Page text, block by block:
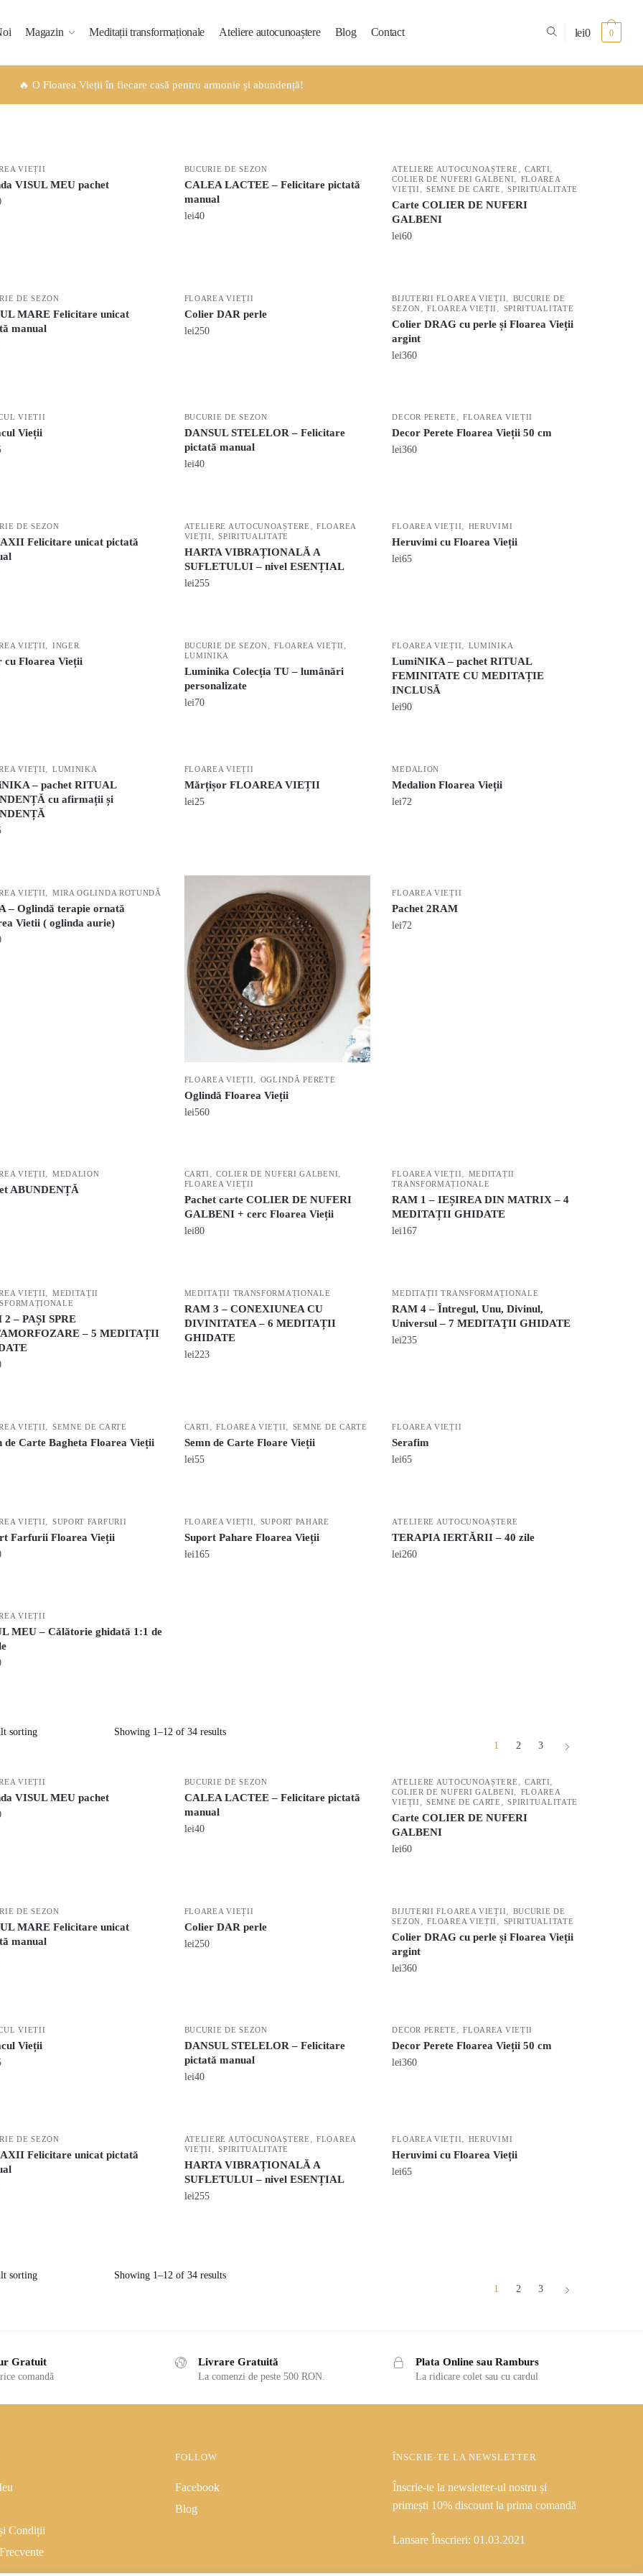
lei0 0
Magazin Meditații transformaționale Ateliere autocunoaștere Blog Contact
🔥 O Floarea Vieții în fiecare casă pentru armonie și abundență!
VIEȚII
VISUL MEU pachet
BUCURIE DE SEZON
CALEA LACTEE – Felicitare pictată
manual
lei40
ATELIERE AUTOCUNOAȘTERE CARTI
COLIER DE NUFERI GALBENI
FLOAREA
VIEȚII
,SEMNE DE CARTE ,SPIRITUALITATE
Carte COLIER DE NUFERI
GALBENI
lei60
DE SEZON
MARE Felicitare unicat
manual
FLOAREA VIEȚII
Colier DAR perle
lei250
BIJUTERII FLOAREA VIEȚII
BUCURIE DE
SEZON
,FLOAREA VIEȚII SPIRITUALITATE
Colier DRAG cu perle și Floarea Vieții
argint
lei360
VIETII
Vieții
BUCURIE DE SEZON
DANSUL STELELOR – Felicitare
pictată manual
lei40
DECOR PERETE ,FLOAREA VIEȚII
Decor Perete Floarea Vieții 50 cm
lei360
DE SEZON
Felicitare unicat pictată
ATELIERE AUTOCUNOAȘTERE ,FLOAREA
VIEȚII ,SPIRITUALITATE
HARTA VIBRAȚIONALĂ A
SUFLETULUI – nivel ESENȚIAL
lei255
FLOAREA VIEȚII, HERUVIMI
Heruvimi cu Floarea Vieții
lei65
VIEȚII INGER
cu Floarea Vieții
BUCURIE DE SEZON ,FLOAREA VIEȚII
LUMINIKA
Luminika Colecția TU – lumânări
personalizate
lei70
FLOAREA VIEȚII LUMINIKA
LumiNIKA – pachet RITUAL
FEMINITATE CU MEDITAȚIE
INCLUSĂ
lei90
VIEȚII LUMINIKA
– pachet RITUAL
cu afirmații și
FLOAREA VIEȚII
Mărțișor FLOAREA VIEȚII
lei25
MEDALION
Medalion Floarea Vieții
lei72
VIEȚII MIRA OGLINDA ROTUNDĂ
– Oglindă terapie ornată
Vietii ( oglinda aurie)
FLOAREA VIEȚII OGLINDĂ PERETE
Oglindă Floarea Vieții
lei560
FLOAREA VIEȚII
Pachet 2RAM
lei72
VIEȚII, MEDALION
ABUNDENȚĂ
CARTI ,COLIER DE NUFERI GALBENI,
FLOAREA VIEȚII
Pachet carte COLIER DE NUFERI
GALBENI + cerc Floarea Vieții
lei80
FLOAREA VIEȚII, MEDITAȚII
TRANSFORMAȚIONALE
RAM 1 – IEȘIREA DIN MATRIX – 4
MEDITAȚII GHIDATE
lei167
VIEȚII, MEDITAȚII
2 – PAȘI SPRE
– 5 MEDITAȚII
MEDITAȚII TRANSFORMAȚIONALE
RAM 3 – CONEXIUNEA CU
DIVINITATEA – 6 MEDITAȚII
GHIDATE
lei223
MEDITAȚII TRANSFORMAȚIONALE
RAM 4 – Întregul, Unu, Divinul,
Universul – 7 MEDITAŢII GHIDATE
lei235
VIEȚII SEMNE DE CARTE
de Carte Bagheta Floarea Vieții
CARTI ,FLOAREA VIEȚII SEMNE DE CARTE
Semn de Carte Floare Vieții
lei55
FLOAREA VIEȚII
Serafim
lei65
VIEȚII SUPORT FARFURII
Farfurii Floarea Vieții
FLOAREA VIEȚII SUPORT PAHARE
Suport Pahare Floarea Vieții
lei165
ATELIERE AUTOCUNOAȘTERE
TERAPIA IERTĂRII – 40 zile
lei260
VIEȚII
MEU – Călătorie ghidată 1:1 de
Showing 1–12 of 34 results
1
2 3
VIEȚII
VISUL MEU pachet
BUCURIE DE SEZON
CALEA LACTEE – Felicitare pictată
manual
lei40
ATELIERE AUTOCUNOAȘTERE CARTI
COLIER DE NUFERI GALBENI
FLOAREA
VIEȚII
,SEMNE DE CARTE ,SPIRITUALITATE
Carte COLIER DE NUFERI
GALBENI
lei60
DE SEZON
MARE Felicitare unicat
manual
FLOAREA VIEȚII
Colier DAR perle
lei250
BIJUTERII FLOAREA VIEȚII
BUCURIE DE
SEZON
,FLOAREA VIEȚII SPIRITUALITATE
Colier DRAG cu perle și Floarea Vieții
argint
lei360
VIETII
Vieții
BUCURIE DE SEZON
DANSUL STELELOR – Felicitare
pictată manual
lei40
DECOR PERETE ,FLOAREA VIEȚII
Decor Perete Floarea Vieții 50 cm
lei360
DE SEZON
Felicitare unicat pictată
ATELIERE AUTOCUNOAȘTERE ,FLOAREA
VIEȚII ,SPIRITUALITATE
HARTA VIBRAȚIONALĂ A
SUFLETULUI – nivel ESENȚIAL
lei255
FLOAREA VIEȚII, HERUVIMI
Heruvimi cu Floarea Vieții
lei65
Showing 1–12 of 34 results
1
2 3
Gratuit
comandă
Livrare Gratuită
La comenzi de peste 500 RON.
Plata Online sau Ramburs
La ridicare colet sau cu cardul
Condiții
FOLLOW
Facebook
Blog
ÎNSCRIE-TE LA NEWSLETTER
Înscrie-te la newsletter-ul nostru și
primești 10% discount la prima comandă
Lansare Înscrieri: 01.03.2021